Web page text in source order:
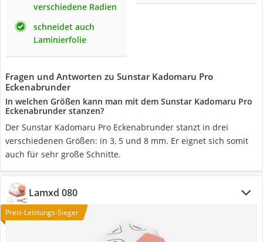
verschiedene Radien
schneidet auch
Laminierfolie
Fragen und Antworten zu Sunstar Kadomaru Pro
Eckenabrunder
In welchen Größen kann man mit dem Sunstar Kadomaru Pro
Eckenabrunder stanzen?
Der Sunstar Kadomaru Pro Eckenabrunder stanzt in drei
verschiedenen Größen: in 3, 5 und 8 mm. Er eignet sich somit
auch für sehr große Schnitte.
Lamxd 080
Preis-Leistungs-Sieger